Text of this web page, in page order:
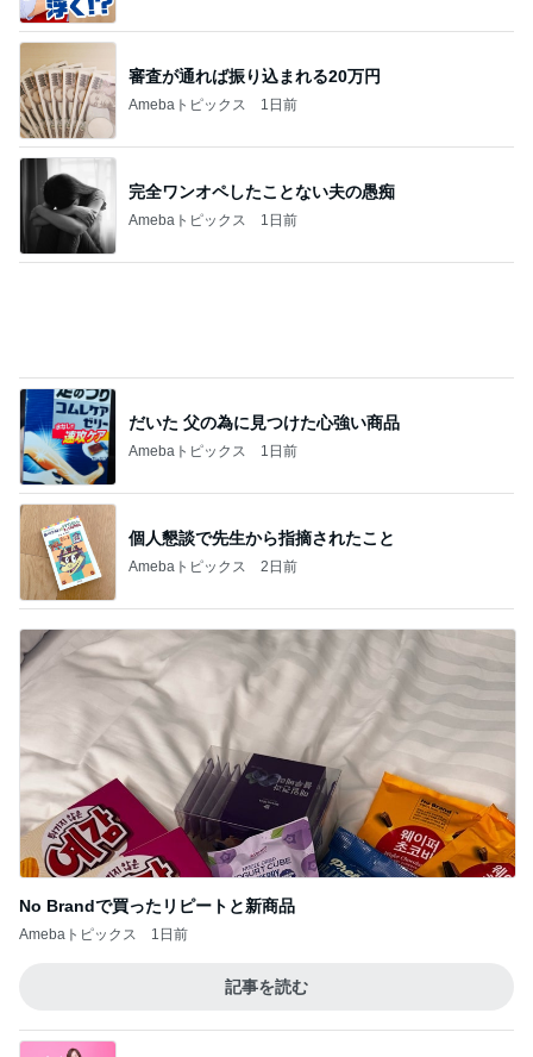
審査が通れば振り込まれる20万円
Amebaトピックス 1日前
完全ワンオペしたことない夫の愚痴
Amebaトピックス 1日前
個人懇談で先生から指摘されたこと
Amebaトピックス 2日前
No Brandで買ったリピートと新商品
Amebaトピックス 1日前
記事を読む
Amebaトピックス 13時間前